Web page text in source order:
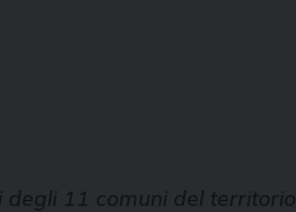
11 comuni del territorio